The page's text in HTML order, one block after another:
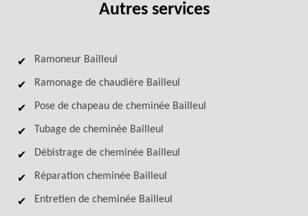
Autres services
Ramoneur Bailleul
Ramonage de chaudière Bailleul
Pose de chapeau de cheminée Bailleul
Tubage de cheminée Bailleul
Débistrage de cheminée Bailleul
Réparation cheminée Bailleul
Entretien de cheminée Bailleul